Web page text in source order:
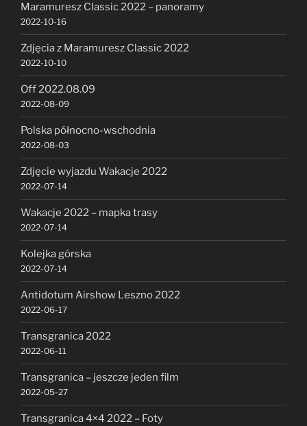
Maramuresz Classic 2022 – panoramy
2022-10-16
Zdjęcia z Maramuresz Classic 2022
2022-10-10
Off 2022.08.09
2022-08-09
Polska północno-wschodnia
2022-08-03
Zdjęcie wyjazdu Wakacje 2022
2022-07-14
Wakacje 2022 – mapka trasy
2022-07-14
Kolejka górska
2022-07-14
Antidotum Airshow Leszno 2022
2022-06-17
Transgranica 2022
2022-06-11
Transgranica – jeszcze jeden film
2022-05-27
Transgranica 4×4 2022 – Foty